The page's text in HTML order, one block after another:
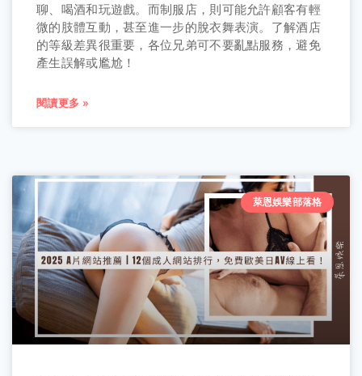
聊、喝酒和玩遊戲。而制服店，則可能允許顧客有輕
微的肢體互動，甚至進一步的脫衣舞表演。了解酒店
的等級差異很重要，各位兄弟可不要亂點服務，避免
產生誤解或尷尬！
閱讀更多 »
萊恩娛樂部落格